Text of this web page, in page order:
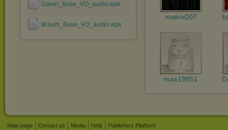
Garen_Base_VO_audio.wpk
Braum_Base_VO_audio.wpk
matrix007
max19851
Main page Contact us Media Help
Publishers Platform